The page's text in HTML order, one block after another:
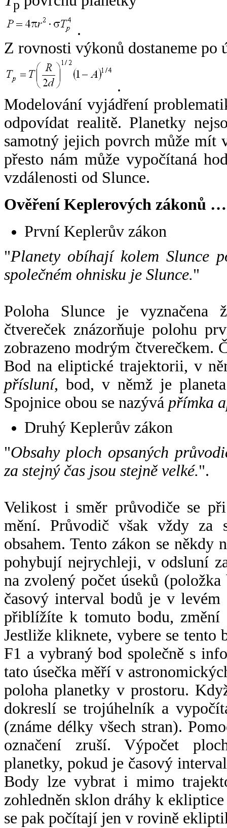
p
.
Z rovnosti výkonů dostaneme po
.
Modelování vyjádření
odpovídat realitě. Planetky
samotný jejich povrch může mít
přesto nám může vypočítaná
vzdálenosti od Slunce.
Ověření Keplerových zákonů …
První Keplerův zákon
"Planety obíhají kolem Slunce
společném ohnisku je Slunce."
Poloha Slunce je vyznačena
čtvereček znázorňuje polohu
zobrazeno modrým čtverečkem.
Bod na eliptické trajektorii, v
přísluní, bod, v němž je
Spojnice obou se nazývá přímka
Druhý Keplerův zákon
"Obsahy ploch opsaných
za stejný čas jsou stejně velké.".
Velikost i směr průvodiče se
mění. Průvodič však vždy za
obsahem. Tento zákon se někdy
pohybují nejrychleji, v odsluní
na zvolený počet úseků
časový interval bodů je v
přiblížíte k tomuto bodu,
Jestliže kliknete, vybere se tento
F1 a vybraný bod společně s
tato úsečka měří v
poloha planetky v prostoru.
dokreslí se trojúhelník a
(známe délky všech stran).
označení zruší. Výpočet
planetky, pokud je časový
Body lze vybrat i mimo
zohledněn sklon dráhy k
se pak počítají jen v rovině